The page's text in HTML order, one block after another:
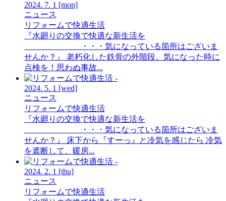
2024. 7. 1 [mon]
ニュース
リフォームで快適生活
『水廻りの交換で快適な新生活を
・・・気になっている箇所はございま
せんか？』 老朽化した鉄骨の外階段。気になった時に
点検を！思わぬ事故...
2024. 5. 1 [wed]
ニュース
リフォームで快適生活
『水廻りの交換で快適な新生活を
・・・気になっている箇所はございま
せんか？』 床下から『すーっ』と冷気を感じたら 冷気
を遮断して、暖房...
2024. 2. 1 [thu]
ニュース
リフォームで快適生活